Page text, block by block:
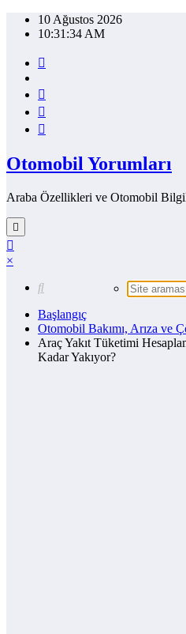
İçeriğe10 Ağustos 2026
10:31:35 AM
Otomobil Yorumları
Araba Özellikleri ve Otomobil
×
Başlangıç
Otomobil Bakımı, Arıza ve
Araç Yakıt Tüketimi
Kadar Yakıyor?